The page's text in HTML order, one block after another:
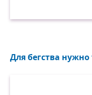
Для бегства